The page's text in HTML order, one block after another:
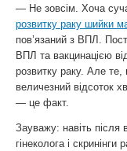
— Не зовсім. Хоча
розвитку раку шийки
пов’язаний з ВПЛ.
ВПЛ та вакцинацією
розвитку раку. Але
величезний відсоток
— це факт.
Зауважу: навіть після
гінеколога і